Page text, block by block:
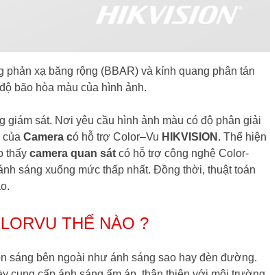
phản xạ băng rộng (BBAR) và kính quang phân tán
bão hòa màu của hình ảnh.
sát. Nơi yêu cầu hình ảnh màu có độ phân giải
của Camera có hỗ trợ Color–Vu HIKVISION . Thể hiện
thấy camera quan sát có hỗ trợ công nghệ Color-
sáng xuống mức thấp nhất. Đồng thời, thuật toán
THẾ NÀO ?
sáng bên ngoài như ánh sáng sao hay đèn đường.